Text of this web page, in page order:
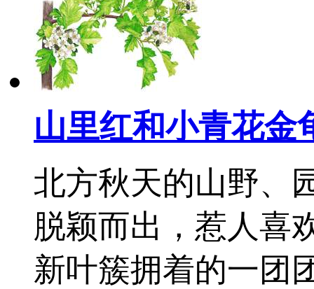
山里红和小青花金
北方秋天的山野、
脱颖而出，惹人喜
新叶簇拥着的一团